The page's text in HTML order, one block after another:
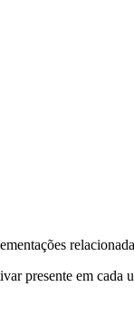
presente em cada